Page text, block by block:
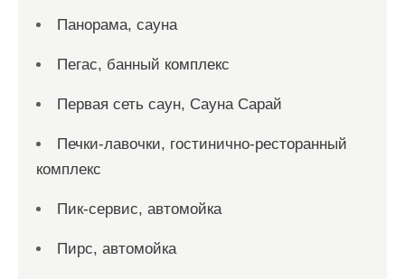
Панорама, сауна
Пегас, банный комплекс
Первая сеть саун, Сауна Сарай
Печки-лавочки, гостинично-ресторанный
комплекс
Пик-сервис, автомойка
Пирс, автомойка